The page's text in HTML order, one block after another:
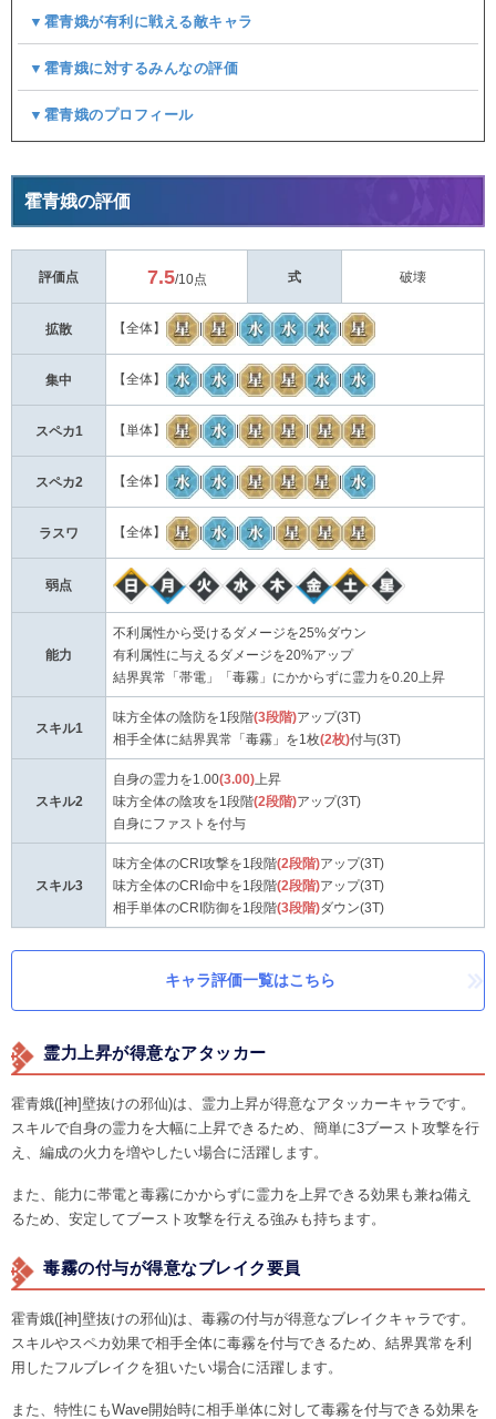
▼霍青娥が有利に戦える敵キャラ
▼霍青娥に対するみんなの評価
▼霍青娥のプロフィール
霍青娥の評価
評価点 7.5/10点 式 破壊
拡散 【全体】
集中 【全体】
スペカ1 【単体】
スペカ2 【全体】
ラスワ 【全体】
弱点
能力
不利属性から受けるダメージを25%ダウン
有利属性に与えるダメージを20%アップ
結界異常「帯電」「毒霧」にかからずに霊力を0.20上昇
スキル1
味方全体の陰防を1段階(3段階)アップ(3T)
相手全体に結界異常「毒霧」を1枚(2枚)付与(3T)
スキル2
自身の霊力を1.00(3.00) 上昇
味方全体の陰攻を1段階(2段階)アップ(3T)
自身にファストを付与
スキル3
味方全体のCRI攻撃を1段階(2段階)アップ(3T)
味方全体のCRI命中を1段階(2段階)アップ(3T)
相手単体のCRI防御を1段階(3段階)ダウン(3T)
キャラ評価一覧はこちら
霊力上昇が得意なアタッカー
霍青娥([神]壁抜けの邪仙)は、霊力上昇が得意なアタッカーキャラです。
スキルで自身の霊力を大幅に上昇できるため、簡単に3ブースト攻撃を行
え、編成の火力を増やしたい場合に活躍します。
また、能力に帯電と毒霧にかからずに霊力を上昇できる効果も兼ね備え
るため、安定してブースト攻撃を行える強みも持ちます。
毒霧の付与が得意なブレイク要員
霍青娥([神]壁抜けの邪仙)は、毒霧の付与が得意なブレイクキャラです。
スキルやスペカ効果で相手全体に毒霧を付与できるため、結界異常を利
用したフルブレイクを狙いたい場合に活躍します。
また、特性にもWave開始時に相手単体に対して毒霧を付与できる効果を